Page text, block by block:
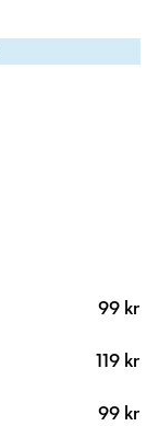
99 kr
119 kr
99 kr